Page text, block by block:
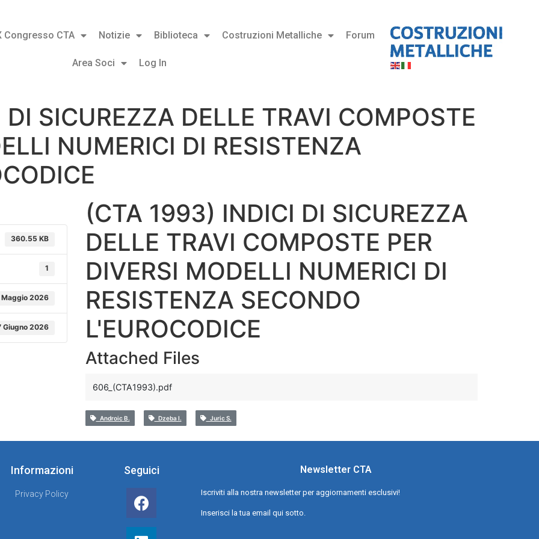
Congresso CTA Notizie Biblioteca Costruzioni Metalliche Forum
Area Soci Log In
SICUREZZA DELLE TRAVI COMPOSTE
NUMERICI DI RESISTENZA
360.55 KB
1
Maggio 2026
Giugno 2026
(CTA 1993) INDICI DI SICUREZZA
DELLE TRAVI COMPOSTE PER
DIVERSI MODELLI NUMERICI DI
RESISTENZA SECONDO
L'EUROCODICE
Attached Files
606_(CTA1993).pdf
Androic B. Dzeba I. Juric S.
Informazioni
Privacy Policy
Seguici Newsletter CTA
Iscriviti alla nostra newsletter per aggiornamenti esclusivi!
Inserisci la tua email qui sotto.